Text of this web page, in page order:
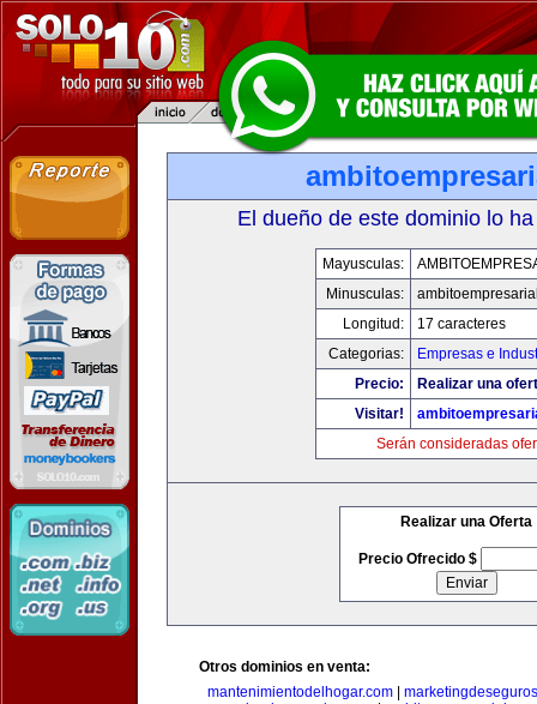
El dueño de este dominio lo
Mayusculas:
Minusculas:
Longitud:
17 caracteres
Categorias:
Empresas e
Precio:
Realizar una
Visitar!
Serán consideradas
Realizar una Oferta
Precio Ofrecido $
Otros dominios en venta:
mantenimientodelhogar.com|